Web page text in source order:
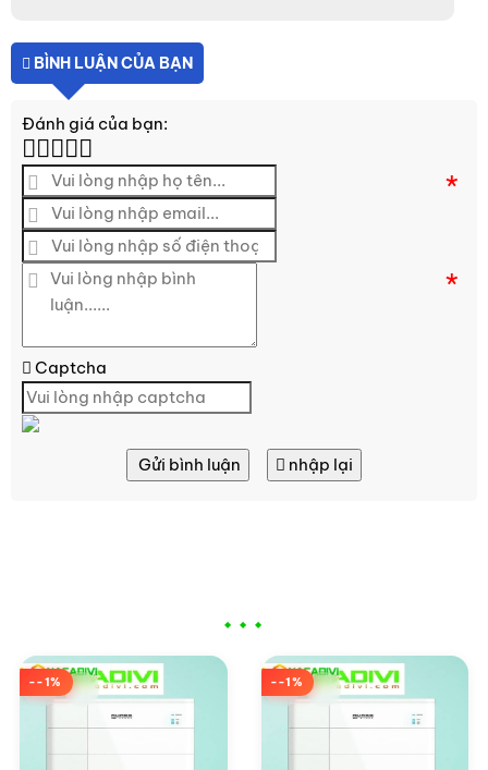
BÌNH LUẬN CỦA BẠN
Đánh giá của bạn:
*
*
Captcha
Gửi bình luận nhập lại
--1% --1%